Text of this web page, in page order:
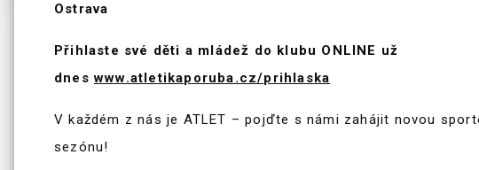
Ostrava
Přihlaste své děti a mládež do klubu ONLINE už
dnes www.atletikaporuba.cz/prihlaska
V každém z nás je ATLET – pojďte s námi zahájit novou
sezónu!